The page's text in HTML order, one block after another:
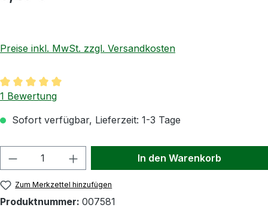
Preise inkl. MwSt. zzgl. Versandkosten
Durchschnittliche Bewertung von 5 von 5 Sternen
1 Bewertung
Sofort verfügbar, Lieferzeit: 1-3 Tage
Produkt Anzahl: Gib den gewünschten
In den Warenkorb
Zum Merkzettel hinzufügen
Produktnummer: 007581